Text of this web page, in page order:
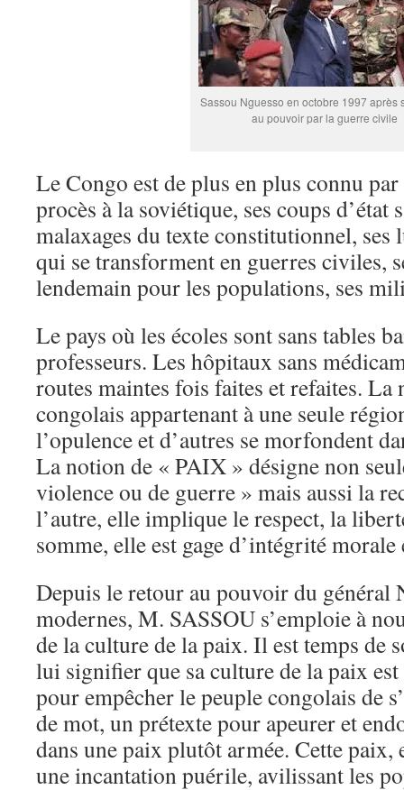
Sassou Nguesso en octobre 1997 après
au pouvoir par la guerre civile
Le Congo est de plus en plus connu
procès à la soviétique, ses coups d’état
malaxages du texte constitutionnel,
qui se transforment en guerres civiles,
lendemain pour les populations, ses
Le pays où les écoles sont sans tables
professeurs. Les hôpitaux sans
routes maintes fois faites et refaites. La
congolais appartenant à une seule
l’opulence et d’autres se morfondent
La notion de « PAIX » désigne non
violence ou de guerre » mais aussi la
l’autre, elle implique le respect, la
somme, elle est gage d’intégrité morale
Depuis le retour au pouvoir du général
modernes, M. SASSOU s’emploie à
de la culture de la paix. Il est temps de
lui signifier que sa culture de la paix
pour empêcher le peuple congolais de
de mot, un prétexte pour apeurer et
dans une paix plutôt armée. Cette paix,
une incantation puérile, avilissant les